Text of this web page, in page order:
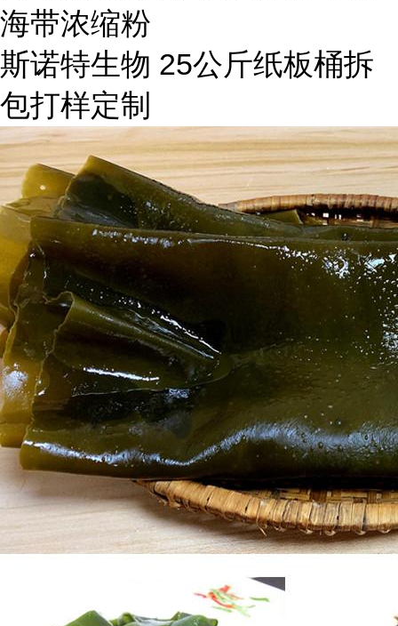
海带浓缩粉
斯诺特生物 25公斤纸板桶拆
包打样定制